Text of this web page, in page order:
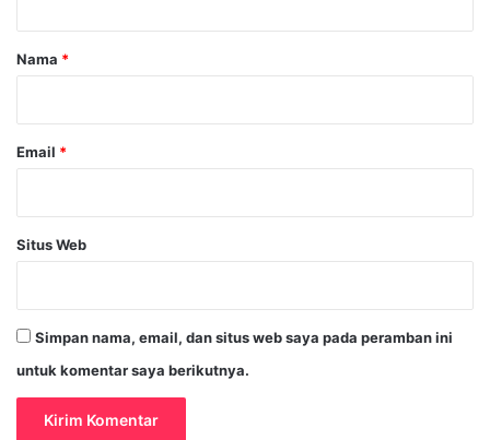
rNama *
Email *
Situs Web
Simpan nama, email, dan situs web saya pada peramban ini
untuk komentar saya berikutnya.